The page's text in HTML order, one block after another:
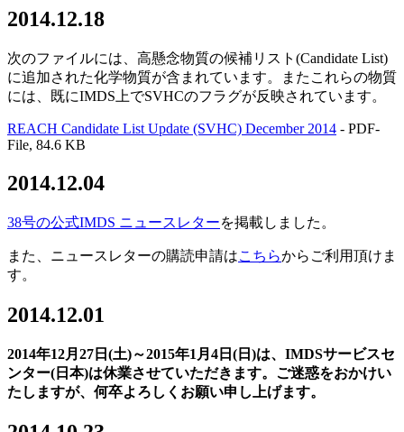
2014.12.18
次のファイルには、高懸念物質の候補リスト(Candidate List)
に追加された化学物質が含まれています。またこれらの物質
には、既にIMDS上でSVHCのフラグが反映されています。
REACH Candidate List Update (SVHC) December 2014 - PDF-
File, 84.6 KB
2014.12.04
38号の公式IMDS ニュースレターを掲載しました。
また、ニュースレターの購読申請はこちらからご利用頂けま
す。
2014.12.01
2014年12月27日(土)～2015年1月4日(日)は、IMDSサービスセ
ンター(日本)は休業させていただきます。ご迷惑をおかけい
たしますが、何卒よろしくお願い申し上げます。